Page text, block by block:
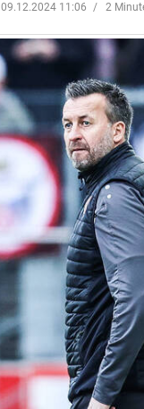
09.12.2024 11:06 2